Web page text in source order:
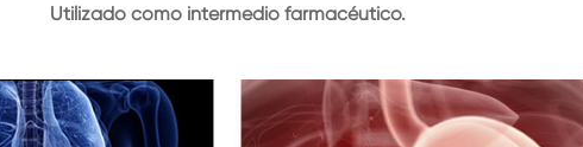
Utilizado como intermedio farmacéutico.